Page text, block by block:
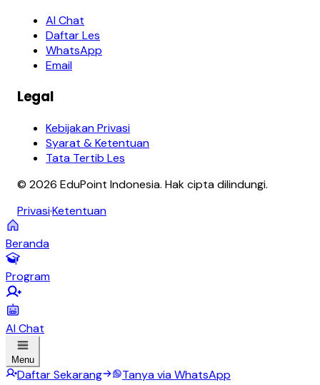
AI Chat
Daftar Les
WhatsApp
Email
Legal
Kebijakan Privasi
Syarat & Ketentuan
Tata Tertib Les
© 2026 EduPoint Indonesia. Hak cipta dilindungi.
Privasi·Ketentuan
Beranda
Program
AI Chat
Menu
Daftar Sekarang Tanya via WhatsApp